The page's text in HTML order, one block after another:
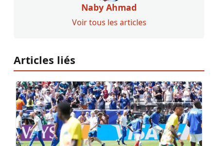
Naby Ahmad
Voir tous les articles
Articles liés